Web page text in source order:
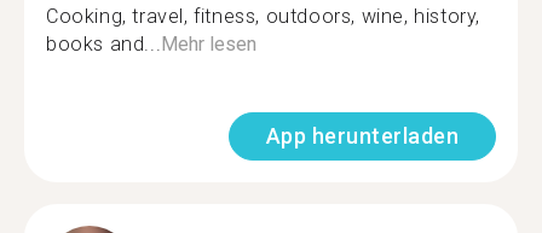
Cooking, travel, fitness, outdoors, wine, history,
books and...Mehr lesen
App herunterladen